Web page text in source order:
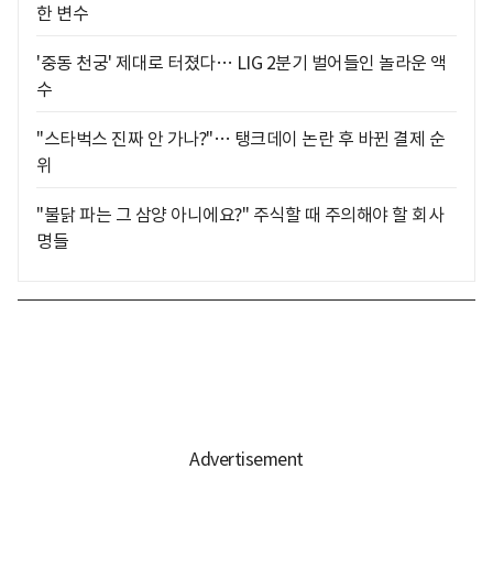
한 변수
'중동 천궁' 제대로 터졌다… LIG 2분기 벌어들인 놀라운 액
수
"스타벅스 진짜 안 가나?"… 탱크데이 논란 후 바뀐 결제 순
위
"불닭 파는 그 삼양 아니에요?" 주식할 때 주의해야 할 회사
명들